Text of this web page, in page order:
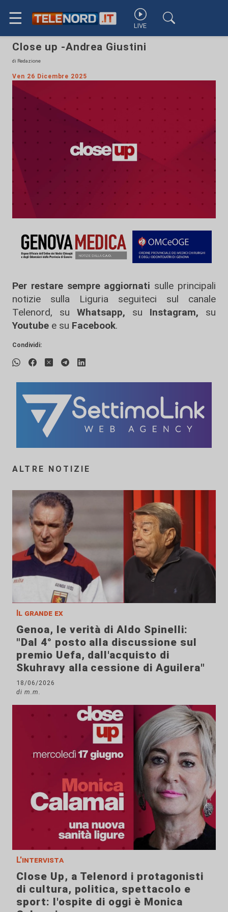
☰ LIVE
Close up -Andrea Giustini
di Redazione
Ven 26 Dicembre 2025
Per restare sempre aggiornati sulle principali
notizie sulla Liguria seguiteci sul canale
Telenord, su
Whatsapp, su Instagram, su
Youtube e su Facebook.
Condividi:
ALTRE NOTIZIE
Il grande ex
Genoa, le verità di Aldo Spinelli:
"Dal 4° posto alla discussione sul
premio Uefa, dall'acquisto di
Skuhravy alla cessione di Aguilera"
18/06/2026
di m.m.
L'intervista
Close Up, a Telenord i protagonisti
di cultura, politica, spettacolo e
sport: l'ospite di oggi è Monica